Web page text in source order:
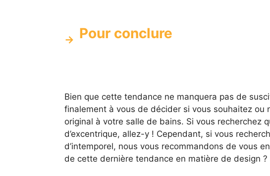
Pour conclure
Bien que cette tendance ne manquera pas de
finalement à vous de décider si vous souhaitez ou
original à votre salle de bains. Si vous recherchez
d’excentrique, allez-y ! Cependant, si vous
d’intemporel, nous vous recommandons de vous
de cette dernière tendance en matière de design ?